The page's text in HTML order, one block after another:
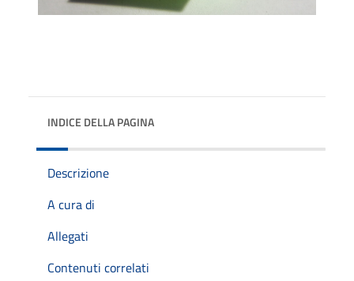
INDICE DELLA PAGINA
Descrizione
A cura di
Allegati
Contenuti correlati